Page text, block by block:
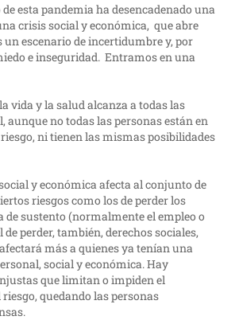
esta pandemia ha desencadenado una
crisis social y económica, que abre
un escenario de incertidumbre y, por
e inseguridad. Entramos en una
vida y la salud alcanza a todas las
aunque no todas las personas están en
ni tienen las mismas posibilidades
y económica afecta al conjunto de
riesgos como los de perder los
de sustento (normalmente el empleo o
de perder, también, derechos sociales,
más a quienes ya tenían una
social y económica. Hay
que limitan o impiden el
quedando las personas